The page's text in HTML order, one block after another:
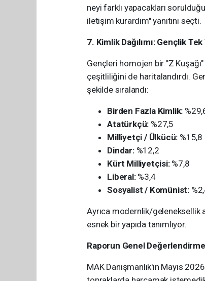
neyi farklı yapacakları
iletişim kurardım" yanıtını seçti.
7. Kimlik Dağılımı: Gençlik
Gençleri homojen bir "Z
çeşitliliğini de haritalandırdı.
şekilde sıralandı:
Birden Fazla Kimlik:
Atatürkçü: %27,5
Milliyetçi / Ülkücü: %15,8
Dindar:%12,2
Kürt Milliyetçisi:%7,8
Liberal:%3,4
Sosyalist / Komünist:
Ayrıca modernlik/geleneksellik
esnek bir yapıda tanımlıyor.
Raporun Genel
MAK Danışmanlık'ın Mayıs